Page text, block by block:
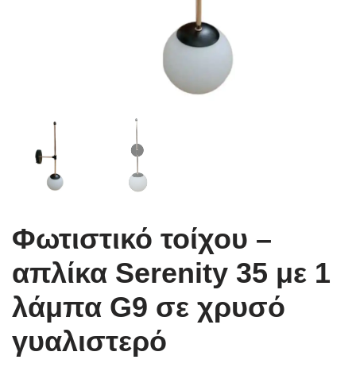
Φωτιστικό τοίχου –
απλίκα Serenity 35 με 1
λάμπα G9 σε χρυσό
γυαλιστερό